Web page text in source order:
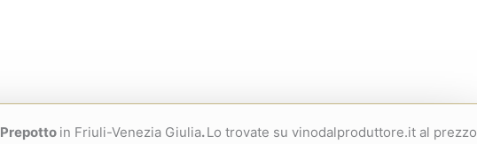
Prepotto in Friuli-Venezia Giulia.Lo trovate su vinodalproduttore.it al prezzo